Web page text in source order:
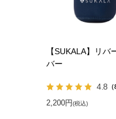
【SUKALA】リバ
バー
4.8
2,200円(税込)